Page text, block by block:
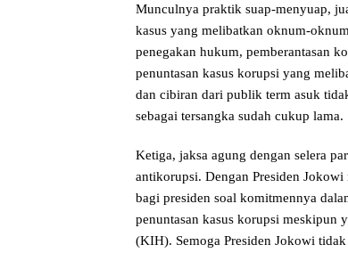
Munculnya praktik suap-menyuap,
kasus yang melibatkan oknum-
penegakan hukum, pemberantasan
penuntasan kasus korupsi yang
dan cibiran dari publik term asuk
sebagai tersangka sudah cukup lama.
Ketiga, jaksa agung dengan selera
antikorupsi. Dengan Presiden
bagi presiden soal komitmennya
penuntasan kasus korupsi meskipun
(KIH). Semoga Presiden Jokowi